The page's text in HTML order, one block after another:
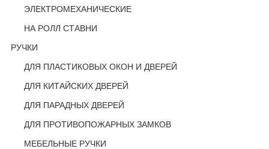
ЭЛЕКТРОМЕХАНИЧЕСКИЕ
НА РОЛЛ СТАВНИ
РУЧКИ
ДЛЯ ПЛАСТИКОВЫХ ОКОН И ДВЕРЕЙ
ДЛЯ КИТАЙСКИХ ДВЕРЕЙ
ДЛЯ ПАРАДНЫХ ДВЕРЕЙ
ДЛЯ ПРОТИВОПОЖАРНЫХ ЗАМКОВ
МЕБЕЛЬНЫЕ РУЧКИ